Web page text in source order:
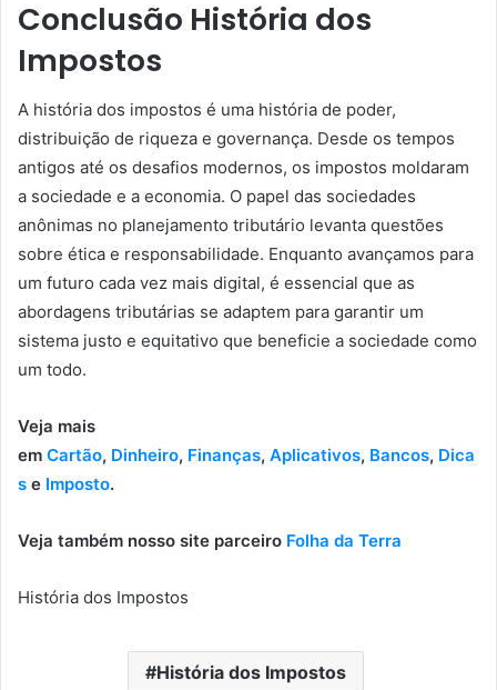
Conclusão História dos
Impostos
A história dos impostos é uma história de poder,
distribuição de riqueza e governança. Desde os tempos
antigos até os desafios modernos, os impostos moldaram
a sociedade e a economia. O papel das sociedades
anônimas no planejamento tributário levanta questões
sobre ética e responsabilidade. Enquanto avançamos para
um futuro cada vez mais digital, é essencial que as
abordagens tributárias se adaptem para garantir um
sistema justo e equitativo que beneficie a sociedade como
um todo.
Veja mais
em Cartão, Dinheiro, Finanças, Aplicativos, Bancos, Dica
s e Imposto.
Veja também nosso site parceiro Folha da Terra
História dos Impostos
História dos Impostos